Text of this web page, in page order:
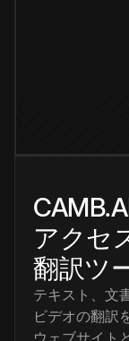
アクセ
翻訳ツ
テキスト、文
ビデオの翻訳